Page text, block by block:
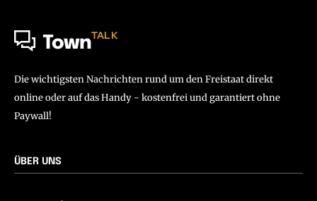
TownTALK
Die wichtigsten Nachrichten rund um den Freistaat direkt
online oder auf das Handy - kostenfrei und garantiert ohne
Paywall!
ÜBER UNS